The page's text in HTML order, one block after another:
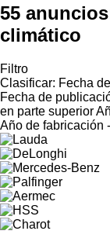
55
climático
Filtro
Clasificar: Fecha
Fecha de
en parte superior
Año de fabricación